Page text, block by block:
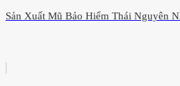
Sản Xuất Mũ Bảo Hiểm Thái Nguyên